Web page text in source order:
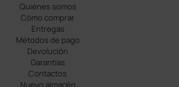
Quiénes somos
Cómo comprar
Entregas
Métodos de pago
Devolución
Garantías
Contactos
Nuevo almacén